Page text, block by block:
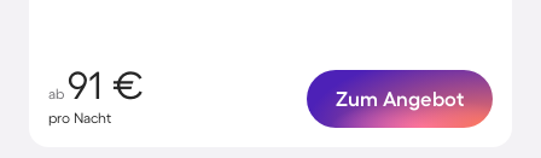
ab 91 €
pro Nacht
Zum Angebot